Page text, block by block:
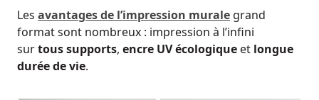
Les avantages de l’impression murale grand
format sont nombreux : impression à l’infini
surtous supports, encre UV écologique et longue
durée de vie.